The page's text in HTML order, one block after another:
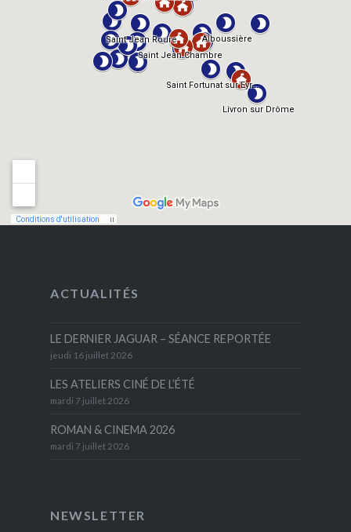
ACTUALITÉS
LE DERNIER JAGUAR – SÉANCE REPORTÉE
jeudi 16 juillet 2026
LES ATELIERS CINÉ DE L’ÉTÉ
mardi 7 juillet 2026
ROMAN & CINEMA 2026
mardi 7 juillet 2026
NEWSLETTER